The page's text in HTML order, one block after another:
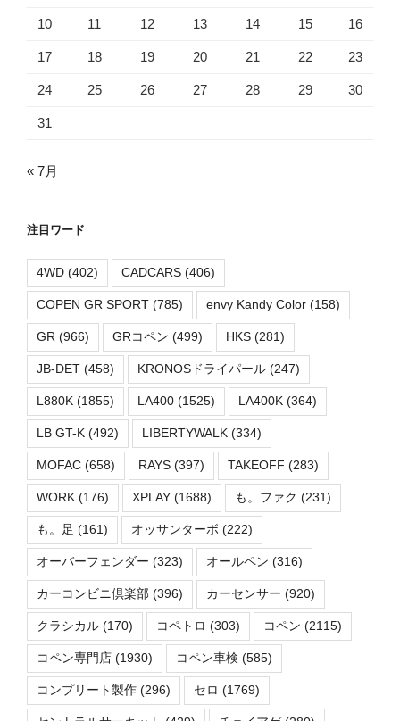
10 11 12 13 14 15 16
17 18 19 20 21 22 23
24 25 26 27 28 29 30
31
« 7月
注目ワード
4WD (402) CADCARS (406)
COPEN GR SPORT (785) envy Kandy Color (158)
GR (966) GRコペン (499) HKS (281)
JB-DET (458) KRONOSドライパール (247)
L880K (1855) LA400 (1525) LA400K (364)
LB GT-K (492) LIBERTYWALK (334)
MOFAC (658) RAYS (397) TAKEOFF (283)
WORK (176) XPLAY (1688) も。ファク (231)
も。足 (161) オッサンターボ (222)
オーバーフェンダー (323) オールペン (316)
カーコンビニ倶楽部 (396) カーセンサー (920)
クラシカル (170) コペトロ (303) コペン (2115)
コペン専門店 (1930) コペン車検 (585)
コンプリート製作 (296) セロ (1769)